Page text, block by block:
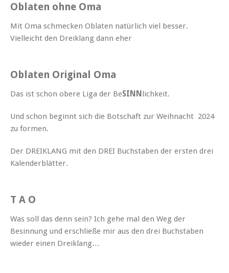
Oblaten ohne Oma
Mit Oma schmecken Oblaten natürlich viel besser.
Vielleicht den Dreiklang dann eher
Oblaten Original Oma
Das ist schon obere Liga der BeSINN lichkeit.
Und schon beginnt sich die Botschaft zur Weihnacht 2024
zu formen.
Der DREIKLANG mit den DREI Buchstaben der ersten drei
Kalenderblätter.
T A O
Was soll das denn sein? Ich gehe mal den Weg der
Besinnung und erschließe mir aus den drei Buchstaben
wieder einen Dreiklang…